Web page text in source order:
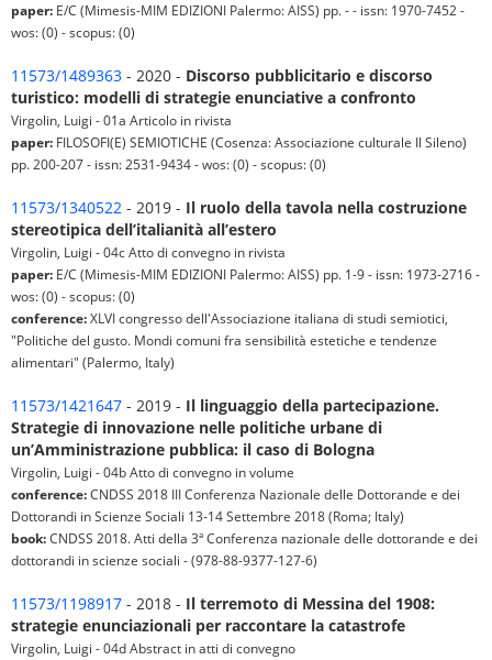
paper: E/C (Mimesis-MIM EDIZIONI Palermo: AISS) pp. - - issn: 1970-7452 -
wos: (0) - scopus: (0)
11573/1489363 - 2020 - Discorso pubblicitario e discorso
turistico: modelli di strategie enunciative a confronto
Virgolin, Luigi - 01a Articolo in rivista
paper: FILOSOFI(E) SEMIOTICHE (Cosenza: Associazione culturale Il Sileno)
pp. 200-207 - issn: 2531-9434 - wos: (0) - scopus: (0)
11573/1340522 - 2019 - Il ruolo della tavola nella costruzione
stereotipica dell’italianità all’estero
Virgolin, Luigi - 04c Atto di convegno in rivista
paper: E/C (Mimesis-MIM EDIZIONI Palermo: AISS) pp. 1-9 - issn: 1973-2716 -
wos: (0) - scopus: (0)
conference:XLVI congresso dell'Associazione italiana di studi semiotici,
"Politiche del gusto. Mondi comuni fra sensibilità estetiche e tendenze
alimentari" (Palermo, Italy)
11573/1421647 - 2019 - Il linguaggio della partecipazione.
Strategie di innovazione nelle politiche urbane di
un’Amministrazione pubblica: il caso di Bologna
Virgolin, Luigi - 04b Atto di convegno in volume
conference:CNDSS 2018 III Conferenza Nazionale delle Dottorande e dei
Dottorandi in Scienze Sociali 13-14 Settembre 2018 (Roma; Italy)
book:CNDSS 2018. Atti della 3ª Conferenza nazionale delle dottorande e dei
dottorandi in scienze sociali - (978-88-9377-127-6)
11573/1198917 - 2018 - Il terremoto di Messina del 1908:
strategie enunciazionali per raccontare la catastrofe
Virgolin, Luigi - 04d Abstract in atti di convegno